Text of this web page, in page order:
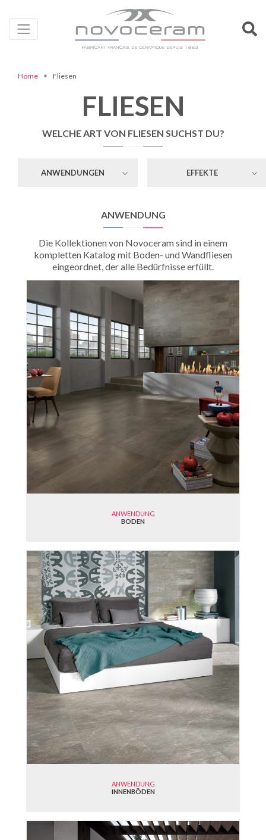
Home Fliesen
FLIESEN
WELCHE ART VON FLIESEN SUCHST DU?
ANWENDUNGEN EFFEKTE
ANWENDUNG
Die Kollektionen von Novoceram sind in einem
kompletten Katalog mit Boden- und Wandfliesen
eingeordnet, der alle Bedürfnisse erfüllt.
ANWENDUNG
BODEN
ANWENDUNG
INNENBÖDEN